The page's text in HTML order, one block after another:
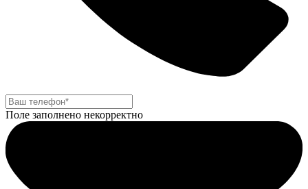
Поле заполнено некорректно